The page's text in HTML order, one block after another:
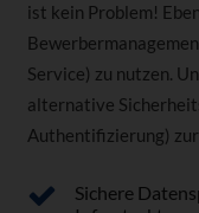
ist kein Problem!
Service) zu nutzen.
alternative
Authentifizierung)
Sichere